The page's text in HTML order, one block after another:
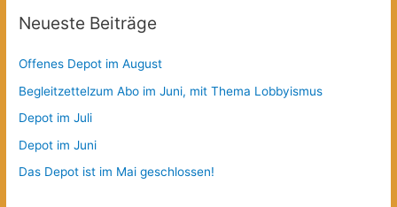
Neueste Beiträge
Offenes Depot im August
Begleitzettelzum Abo im Juni, mit Thema Lobbyismus
Depot im Juli
Depot im Juni
Das Depot ist im Mai geschlossen!